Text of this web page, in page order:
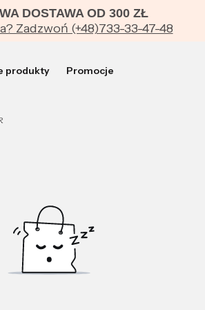
DOSTAWA OD 300 ZŁ
Zadzwoń (+48)733-33-47-48
produkty Promocje